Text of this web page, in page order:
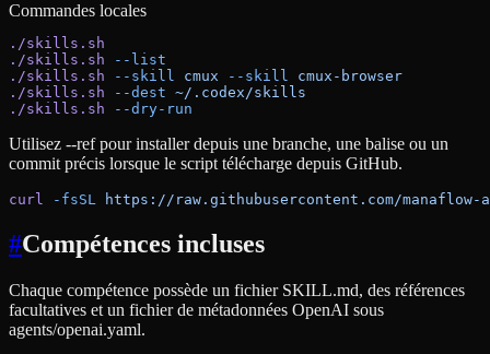
Commandes locales
./skills.sh
./skills.sh --list
./skills.sh --skill cmux --skill cmux-browser
./skills.sh --dest ~/.codex/skills
./skills.sh --dry-run
Utilisez --ref pour installer depuis une branche, une balise ou un
commit précis lorsque le script télécharge depuis GitHub.
curl -fsSL https://raw.githubusercontent.com/
#Compétences incluses
Chaque compétence possède un fichier SKILL.md, des références
facultatives et un fichier de métadonnées OpenAI sous
agents/openai.yaml.